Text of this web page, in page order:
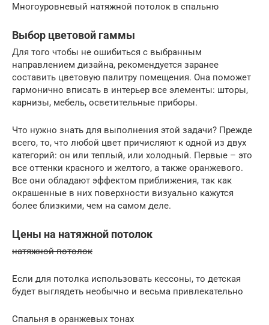
Многоуровневый натяжной потолок в спальню
Выбор цветовой гаммы
Для того чтобы не ошибиться с выбранным
направлением дизайна, рекомендуется заранее
составить цветовую палитру помещения. Она поможет
гармонично вписать в интерьер все элементы: шторы,
карнизы, мебель, осветительные приборы.
Что нужно знать для выполнения этой задачи? Прежде
всего, то, что любой цвет причисляют к одной из двух
категорий: он или теплый, или холодный. Первые – это
все оттенки красного и желтого, а также оранжевого.
Все они обладают эффектом приближения, так как
окрашенные в них поверхности визуально кажутся
более близкими, чем на самом деле.
Цены на натяжной потолок
натяжной потолок
Если для потолка использовать кессоны, то детская
будет выглядеть необычно и весьма привлекательно
Спальня в оранжевых тонах